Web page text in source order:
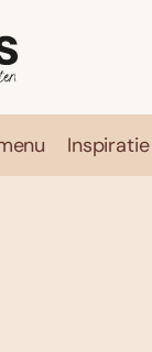
Inspiratie